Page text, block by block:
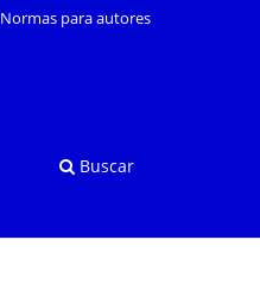
Buscar
Normas para autores